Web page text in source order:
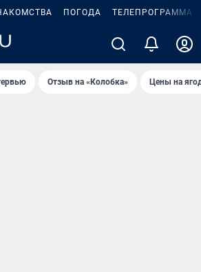
ПОГОДА ТЕЛЕПРОГРАММА
Отзыв на «Колобка» Цены на